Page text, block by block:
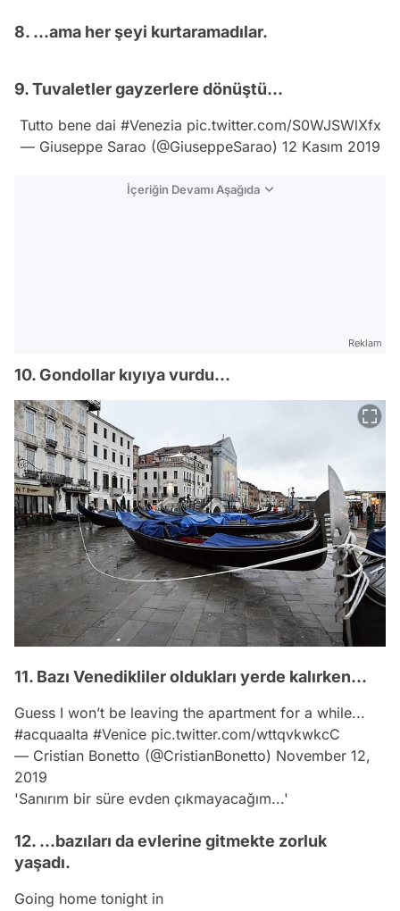
8. ...ama her şeyi kurtaramadılar.
9. Tuvaletler gayzerlere dönüştü...
Tutto bene dai #Venezia pic.twitter.com/S0WJSWlXfx
— Giuseppe Sarao (@GiuseppeSarao) 12 Kasım 2019
İçeriğin Devamı Aşağıda
Reklam
10. Gondollar kıyıya vurdu...
11. Bazı Venedikliler oldukları yerde kalırken...
Guess I won’t be leaving the apartment for a while...
#acquaalta #Venice pic.twitter.com/wttqvkwkcC
— Cristian Bonetto (@CristianBonetto) November 12,
2019
'Sanırım bir süre evden çıkmayacağım...'
12. ...bazıları da evlerine gitmekte zorluk
yaşadı.
Going home tonight in